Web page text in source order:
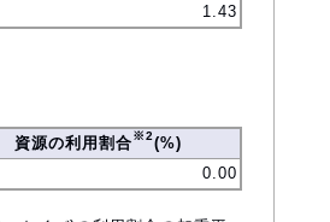
1.43
資源の利用割合※2(%)
0.00